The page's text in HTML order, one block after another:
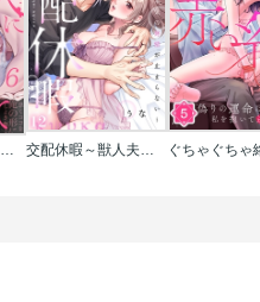
やさしい隣人に囚われて～愛執のフルラージュ 交配休暇～獣人夫の本気の発情が止まらない